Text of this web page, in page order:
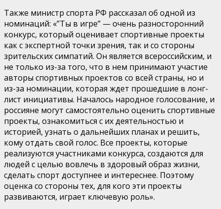
Также министр спорта РФ рассказал об одной из
номинаций: «”Ты в игре” — очень разносторонний
конкурс, который оценивает спортивные проекты
как с экспертной точки зрения, так и со стороны
зрительских симпатий. Он является всероссийским, и
не только из-за того, что в нем принимают участие
авторы спортивных проектов со всей страны, но и
из-за номинации, которая ждет прошедшие в лонг-
лист инициативы. Началось народное голосование, и
россияне могут самостоятельно оценить спортивные
проекты, ознакомиться с их деятельностью и
историей, узнать о дальнейших планах и решить,
кому отдать свой голос. Все проекты, которые
реализуются участниками конкурса, создаются для
людей с целью вовлечь в здоровый образ жизни,
сделать спорт доступнее и интереснее. Поэтому
оценка со стороны тех, для кого эти проекты
развиваются, играет ключевую роль».